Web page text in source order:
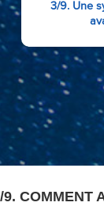
3/9. Une
9. COMMENT